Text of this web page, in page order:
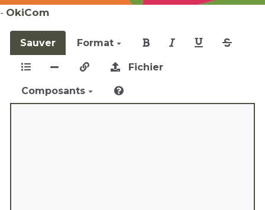
- OkiCom
Sauver Format
Fichier
Composants